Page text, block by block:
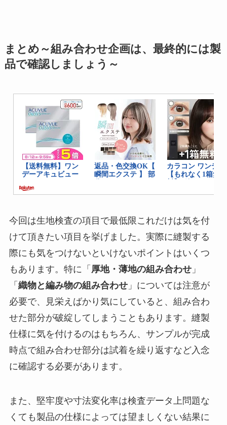
まとめ～組み合わせ企画は、最終的には製
品で確認しましょう～
今回は生地検査の項目で最低限これだけは気を付
けて頂きたい項目を挙げました。実際に縫製する
際にも気をつけないといけないポイントはいくつ
もあります。特に「 厚地・薄地の組み合わせ」
「 織物と編み物の組み合わせ」については注意が
必要で、見栄えばかり気にしていると、組み合わ
せた部分が破綻してしまうこともあります。縫製
仕様に気を付けるのはもちろん、サンプルが完成
時点で組み合わせ部分は試着を繰り返すなど入念
に確認する必要があります。
また、堅牢度や寸法変化率は検査データ上問題な
くても製品の仕様によっては望ましくない結果に